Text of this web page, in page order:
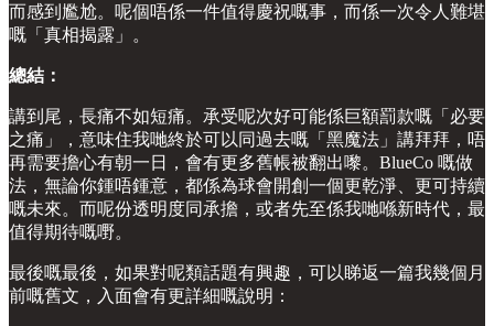
而感到尷尬。呢個唔係一件值得慶祝嘅事，而係一次令人難堪
嘅「真相揭露」。
總結：
講到尾，長痛不如短痛。承受呢次好可能係巨額罰款嘅「必要
之痛」，意味住我哋終於可以同過去嘅「黑魔法」講拜拜，唔
再需要擔心有朝一日，會有更多舊帳被翻出嚟。BlueCo 嘅做
法，無論你鍾唔鍾意，都係為球會開創一個更乾淨、更可持續
嘅未來。而呢份透明度同承擔，或者先至係我哋喺新時代，最
值得期待嘅嘢。
最後嘅最後，如果對呢類話題有興趣，可以睇返一篇我幾個月
前嘅舊文，入面會有更詳細嘅說明：